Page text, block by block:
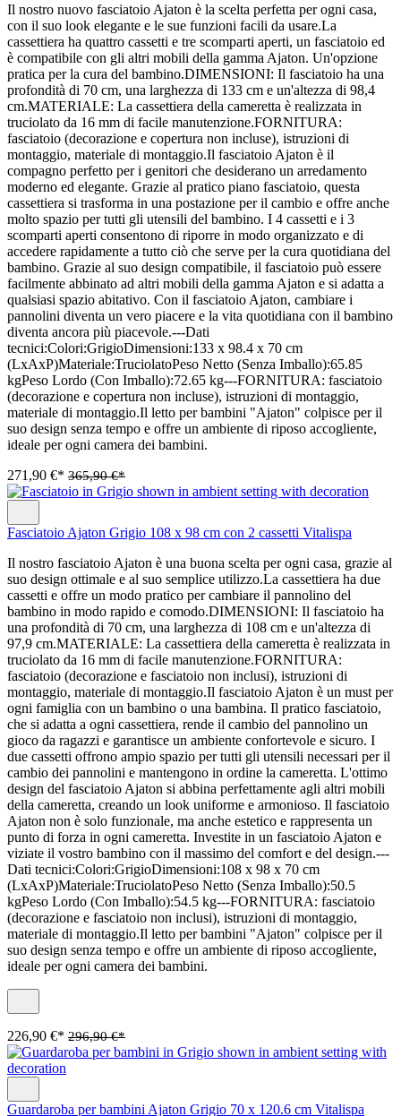
Il nostro nuovo fasciatoio Ajaton è la scelta perfetta per ogni casa,
con il suo look elegante e le sue funzioni facili da usare.La
cassettiera ha quattro cassetti e tre scomparti aperti, un fasciatoio ed
è compatibile con gli altri mobili della gamma Ajaton. Un'opzione
pratica per la cura del bambino.DIMENSIONI: Il fasciatoio ha una
profondità di 70 cm, una larghezza di 133 cm e un'altezza di 98,4
cm.MATERIALE: La cassettiera della cameretta è realizzata in
truciolato da 16 mm di facile manutenzione.FORNITURA:
fasciatoio (decorazione e copertura non incluse), istruzioni di
montaggio, materiale di montaggio.Il fasciatoio Ajaton è il
compagno perfetto per i genitori che desiderano un arredamento
moderno ed elegante. Grazie al pratico piano fasciatoio, questa
cassettiera si trasforma in una postazione per il cambio e offre anche
molto spazio per tutti gli utensili del bambino. I 4 cassetti e i 3
scomparti aperti consentono di riporre in modo organizzato e di
accedere rapidamente a tutto ciò che serve per la cura quotidiana del
bambino. Grazie al suo design compatibile, il fasciatoio può essere
facilmente abbinato ad altri mobili della gamma Ajaton e si adatta a
qualsiasi spazio abitativo. Con il fasciatoio Ajaton, cambiare i
pannolini diventa un vero piacere e la vita quotidiana con il bambino
diventa ancora più piacevole.---Dati
tecnici:Colori:GrigioDimensioni:133 x 98.4 x 70 cm
(LxAxP)Materiale:TruciolatoPeso Netto (Senza Imballo):65.85
kgPeso Lordo (Con Imballo):72.65 kg---FORNITURA: fasciatoio
(decorazione e copertura non incluse), istruzioni di montaggio,
materiale di montaggio.Il letto per bambini "Ajaton" colpisce per il
suo design senza tempo e offre un ambiente di riposo accogliente,
ideale per ogni camera dei bambini.
271,90 €* 365,90 €*
Fasciatoio Ajaton Grigio 108 x 98 cm con 2 cassetti Vitalispa
Il nostro fasciatoio Ajaton è una buona scelta per ogni casa, grazie al
suo design ottimale e al suo semplice utilizzo.La cassettiera ha due
cassetti e offre un modo pratico per cambiare il pannolino del
bambino in modo rapido e comodo.DIMENSIONI: Il fasciatoio ha
una profondità di 70 cm, una larghezza di 108 cm e un'altezza di
97,9 cm.MATERIALE: La cassettiera della cameretta è realizzata in
truciolato da 16 mm di facile manutenzione.FORNITURA:
fasciatoio (decorazione e fasciatoio non inclusi), istruzioni di
montaggio, materiale di montaggio.Il fasciatoio Ajaton è un must per
ogni famiglia con un bambino o una bambina. Il pratico fasciatoio,
che si adatta a ogni cassettiera, rende il cambio del pannolino un
gioco da ragazzi e garantisce un ambiente confortevole e sicuro. I
due cassetti offrono ampio spazio per tutti gli utensili necessari per il
cambio dei pannolini e mantengono in ordine la cameretta. L'ottimo
design del fasciatoio Ajaton si abbina perfettamente agli altri mobili
della cameretta, creando un look uniforme e armonioso. Il fasciatoio
Ajaton non è solo funzionale, ma anche estetico e rappresenta un
punto di forza in ogni cameretta. Investite in un fasciatoio Ajaton e
viziate il vostro bambino con il massimo del comfort e del design.---
Dati tecnici:Colori:GrigioDimensioni:108 x 98 x 70 cm
(LxAxP)Materiale:TruciolatoPeso Netto (Senza Imballo):50.5
kgPeso Lordo (Con Imballo):54.5 kg---FORNITURA: fasciatoio
(decorazione e fasciatoio non inclusi), istruzioni di montaggio,
materiale di montaggio.Il letto per bambini "Ajaton" colpisce per il
suo design senza tempo e offre un ambiente di riposo accogliente,
ideale per ogni camera dei bambini.
226,90 €* 296,90 €*
Guardaroba per bambini Ajaton Grigio 70 x 120.6 cm Vitalispa